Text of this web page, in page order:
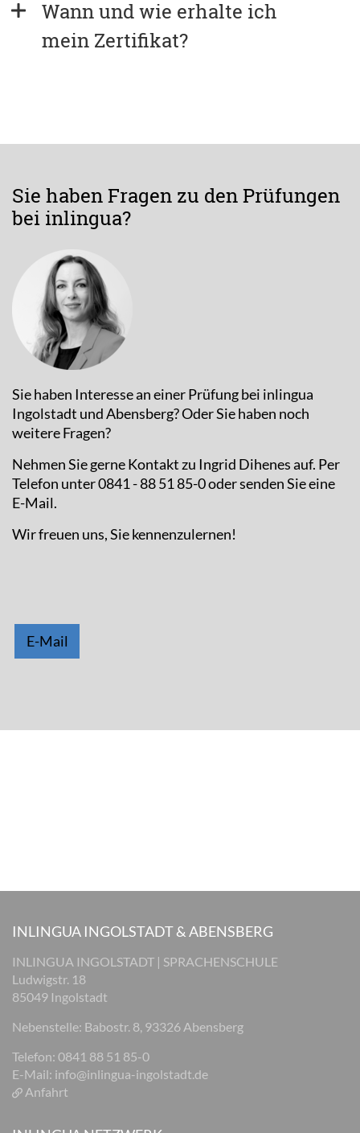
Wann und wie erhalte ich
mein Zertifikat?
Sie haben Fragen zu den Prüfungen
bei inlingua?
Sie haben Interesse an einer Prüfung bei inlingua
Ingolstadt und Abensberg? Oder Sie haben noch
weitere Fragen?
Nehmen Sie gerne Kontakt zu Ingrid Dihenes auf. Per
Telefon unter 0841 - 88 51 85-0 oder senden Sie eine
E-Mail.
Wir freuen uns, Sie kennenzulernen!
E-Mail
INLINGUA INGOLSTADT & ABENSBERG
INLINGUA INGOLSTADT | SPRACHENSCHULE
Ludwigstr. 18
85049 Ingolstadt
Nebenstelle: Babostr. 8, 93326 Abensberg
Telefon: 0841 88 51 85-0
E-Mail: info@inlingua-ingolstadt.de
Anfahrt